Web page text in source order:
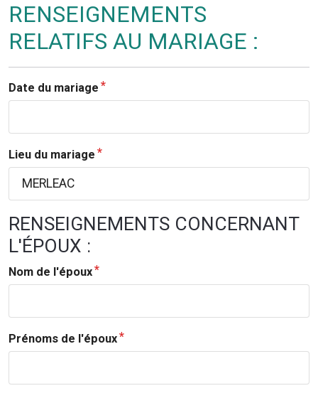
RENSEIGNEMENTS
RELATIFS AU MARIAGE :
Date du mariage
Lieu du mariage
RENSEIGNEMENTS CONCERNANT
L'ÉPOUX :
Nom de l'époux
Prénoms de l'époux